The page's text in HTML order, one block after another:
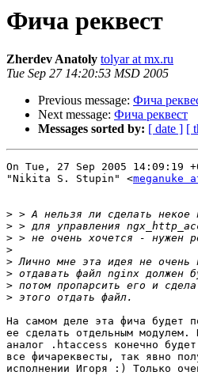
Фича реквест
Zherdev Anatoly tolyar at mx.ru
Tue Sep 27 14:20:53 MSD 2005
Previous message: Фича
Next message: Фича реквест
Messages sorted by: [ date ] [
On Tue, 27 Sep 2005 14:09:19
"Nikita S. Stupin" <meganuke
>
>
>
>
>
>
>
>
На самом деле эта фича будет
ее сделать отдельным
аналог .htaccess конечно
все фичареквесты, так явно
исполнении Игоря :) Только